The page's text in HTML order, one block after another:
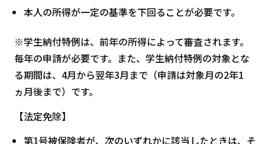
本人の所得が一定の基準を下回ることが必要です。
※学生納付特例は、前年の所得によって審査されます。
毎年の申請が必要です。また、学生納付特例の対象とな
る期間は、4月から翌年3月まで（申請は対象月の2年1
ヵ月後まで）です。
【法定免除】
第1号被保険者が、次のいずれかに該当したときは、そ